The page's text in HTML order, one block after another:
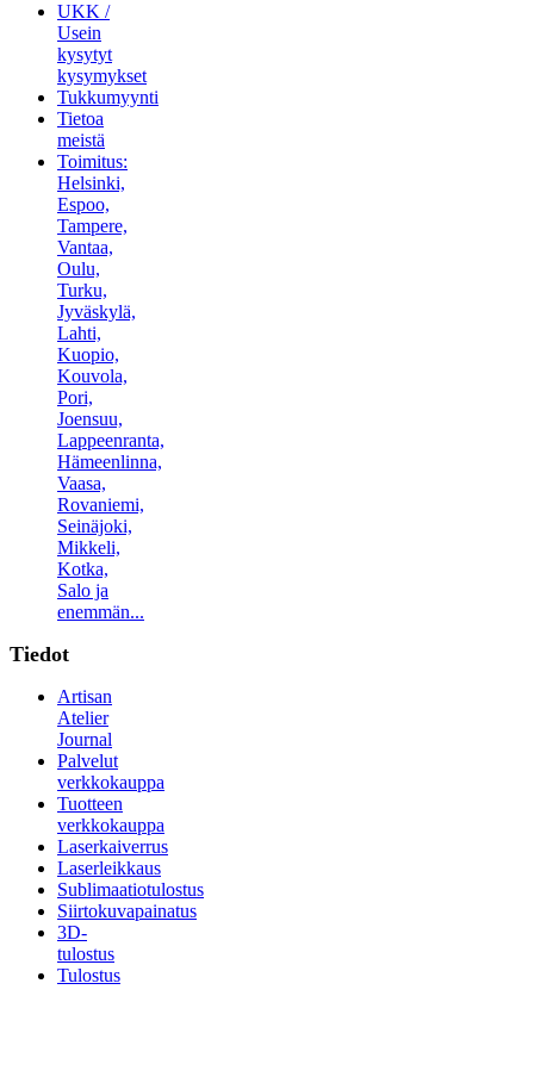
UKK /
Usein
kysytyt
kysymykset
Tukkumyynti
Tietoa
meistä
Toimitus:
Helsinki,
Espoo,
Tampere,
Vantaa,
Oulu,
Turku,
Jyväskylä,
Lahti,
Kuopio,
Kouvola,
Pori,
Joensuu,
Lappeenranta,
Hämeenlinna,
Vaasa,
Rovaniemi,
Seinäjoki,
Mikkeli,
Kotka,
Salo ja
enemmän...
Tiedot
Artisan
Atelier
Journal
Palvelut
verkkokauppa
Tuotteen
verkkokauppa
Laserkaiverrus
Laserleikkaus
Sublimaatiotulostus
Siirtokuvapainatus
3D-
tulostus
Tulostus